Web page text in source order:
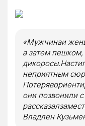
«Мужчинаи
а затем пешком,
неприятным
они позвонили
Владлен